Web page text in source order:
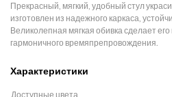
Прекрасный, мягкий, удобный стул
изготовлен из надежного каркаса,
Великолепная мягкая обивка сделает
гармоничного времяпрепровождения.
Характеристики
Доступные цвета